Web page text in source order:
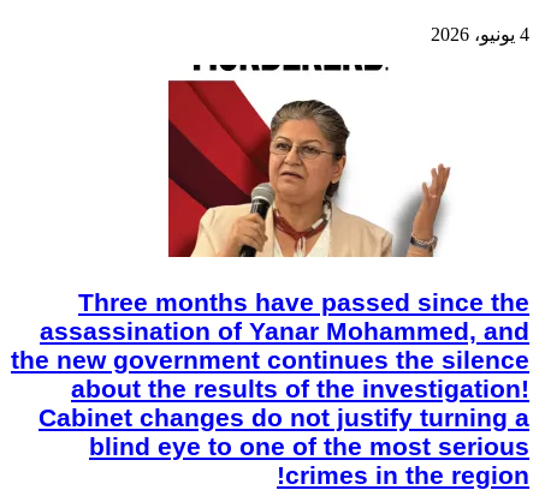
4 يونيو، 2026
Three months have passed since the
assassination of Yanar Mohammed, and
the new government continues the silence
about the results of the investigation!
Cabinet changes do not justify turning a
blind eye to one of the most serious
crimes in the region!